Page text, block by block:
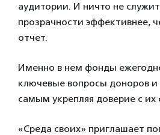
аудитории. И ничто не
прозрачности эффективнее,
отчет.
Именно в нем фонды
ключевые вопросы доноров и
самым укрепляя доверие с их
«Среда своих» приглашает